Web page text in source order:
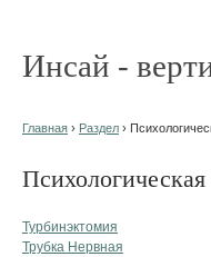
Инсай -
Главная › Раздел ›
Турбинэктомия
Трубка Нервная